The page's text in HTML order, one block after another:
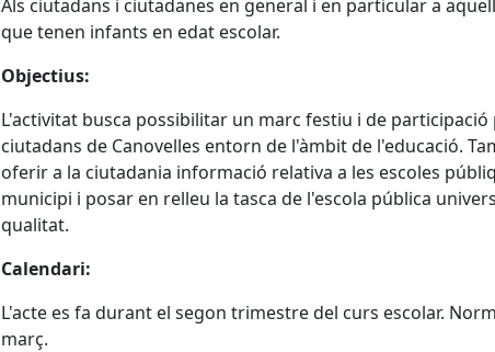
Als ciutadans i ciutadanes en general i en particular a
que tenen infants en edat escolar.
Objectius:
L'activitat busca possibilitar un marc festiu i de participació
ciutadans de Canovelles entorn de l'àmbit de l'educació.
oferir a la ciutadania informació relativa a les escoles
municipi i posar en relleu la tasca de l'escola pública
qualitat.
Calendari:
L'acte es fa durant el segon trimestre del curs escolar.
març.